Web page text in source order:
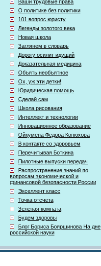
Ваши трудовые права
О политике без политики
101 вопрос юристу
Легенды золотого века
Новая школа
Заглянем в словарь
Дорогу осилит идущий
Доказательная медицина
Объять необъятное
Ох, уж эти детки!
Юридическая помощь
Сделай сам
Школа рисования
Интеллект и технологии
Инновационное образование
Ойкумена Федора Конюхова
В контакте со здоровьем
Перечитывая Боткина
Пилотные выпуски передач
Распространение знаний по
вопросам экономической и
финансовой безопасности России
Экселлент класс
Точка отсчета
Зеленая комната
Будем здоровы
Блог Бориса Бояршинова На дне
российской науки